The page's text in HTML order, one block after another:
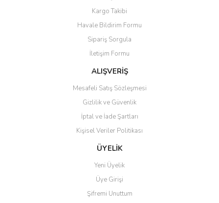
Kargo Takibi
Havale Bildirim Formu
Sipariş Sorgula
İletişim Formu
ALIŞVERİŞ
Mesafeli Satış Sözleşmesi
Gizlilik ve Güvenlik
İptal ve İade Şartları
Kişisel Veriler Politikası
ÜYELİK
Yeni Üyelik
Üye Girişi
Şifremi Unuttum